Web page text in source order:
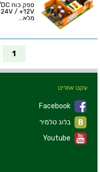
מלא...
1
עקבו אחרינו
Facebook
Youtube